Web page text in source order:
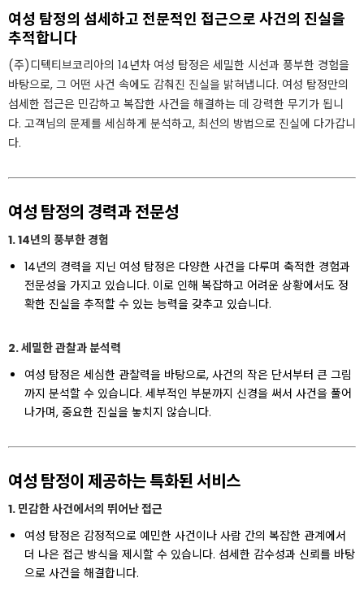
여성 탐정의 섬세하고 전문적인 접근으로 사건의 진실을
추적합니다
(주)디텍티브코리아의 14년차 여성 탐정은 세밀한 시선과 풍부한 경험을
바탕으로, 그 어떤 사건 속에도 감춰진 진실을 밝혀냅니다. 여성 탐정만의
섬세한 접근은 민감하고 복잡한 사건을 해결하는 데 강력한 무기가 됩니
다. 고객님의 문제를 세심하게 분석하고, 최선의 방법으로 진실에 다가갑니
다.
여성 탐정의 경력과 전문성
1. 14년의 풍부한 경험
14년의 경력을 지닌 여성 탐정은 다양한 사건을 다루며 축적한 경험과
전문성을 가지고 있습니다. 이로 인해 복잡하고 어려운 상황에서도 정
확한 진실을 추적할 수 있는 능력을 갖추고 있습니다.
2. 세밀한 관찰과 분석력
여성 탐정은 세심한 관찰력을 바탕으로, 사건의 작은 단서부터 큰 그림
까지 분석할 수 있습니다. 세부적인 부분까지 신경을 써서 사건을 풀어
나가며, 중요한 진실을 놓치지 않습니다.
여성 탐정이 제공하는 특화된 서비스
1. 민감한 사건에서의 뛰어난 접근
여성 탐정은 감정적으로 예민한 사건이나 사람 간의 복잡한 관계에서
더 나은 접근 방식을 제시할 수 있습니다. 섬세한 감수성과 신뢰를 바탕
으로 사건을 해결합니다.